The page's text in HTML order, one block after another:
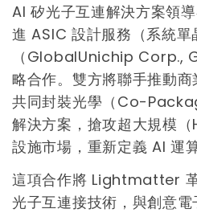
AI 矽光子互連解決方案領
進 ASIC 設計服務（系統
（GlobalUnichip Corp.,
略合作。雙方將聯手推動
共同封裝光學（Co-
解決方案，搶攻超大規模
設施市場，重新定義 AI 運
這項合作將 Lightmatter
光子互連接技術，與創意